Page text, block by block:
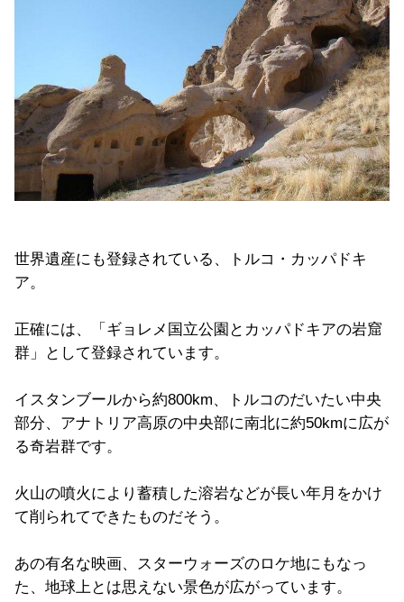
世界遺産にも登録されている、トルコ・カッパドキ
ア。
正確には、「ギョレメ国立公園とカッパドキアの岩窟
群」として登録されています。
イスタンブールから約800km、トルコのだいたい中央
部分、アナトリア高原の中央部に南北に約50kmに広が
る奇岩群です。
火山の噴火により蓄積した溶岩などが長い年月をかけ
て削られてできたものだそう。
あの有名な映画、スターウォーズのロケ地にもなっ
た、地球上とは思えない景色が広がっています。